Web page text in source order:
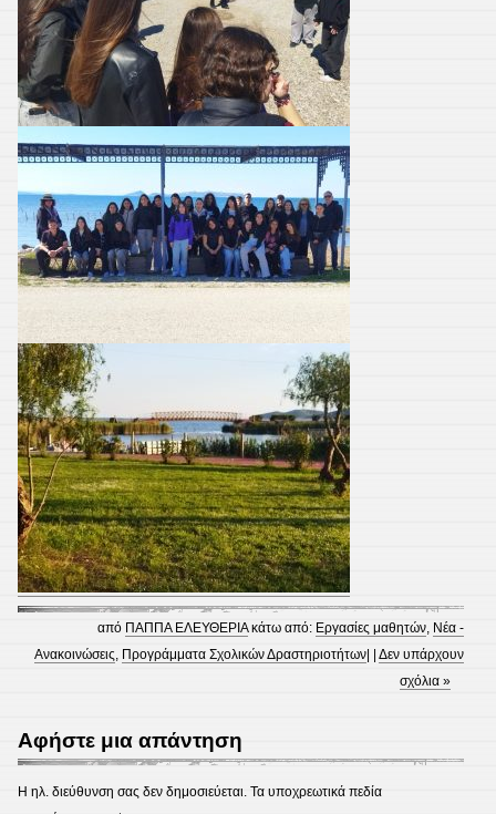
από ΠΑΠΠΑ ΕΛΕΥΘΕΡΙΑκάτω από: Εργασίες μαθητών, Νέα -
Ανακοινώσεις, Προγράμματα Σχολικών Δραστηριοτήτων | |Δεν υπάρχουν
σχόλια »
Αφήστε μια απάντηση
Η ηλ. διεύθυνση σας δεν δημοσιεύεται. Τα υποχρεωτικά πεδία